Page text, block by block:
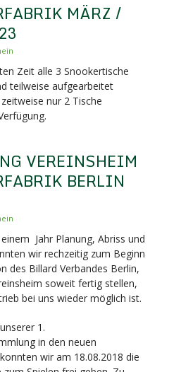
MÄRZ /
Zeit alle 3 Snookertische
teilweise aufgearbeitet
nur 2 Tische
VEREINSHEIM
BERLIN
Jahr Planung, Abriss und
wir rechzeitig zum Beginn
des Billard Verbandes Berlin,
soweit fertig stellen,
bei uns wieder möglich ist.
1.
in den neuen
wir am 18.08.2018 die